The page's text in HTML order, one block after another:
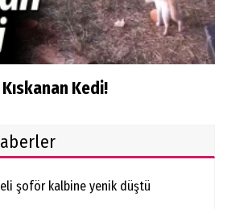
Kedi!
şoför kalbine yenik düştü